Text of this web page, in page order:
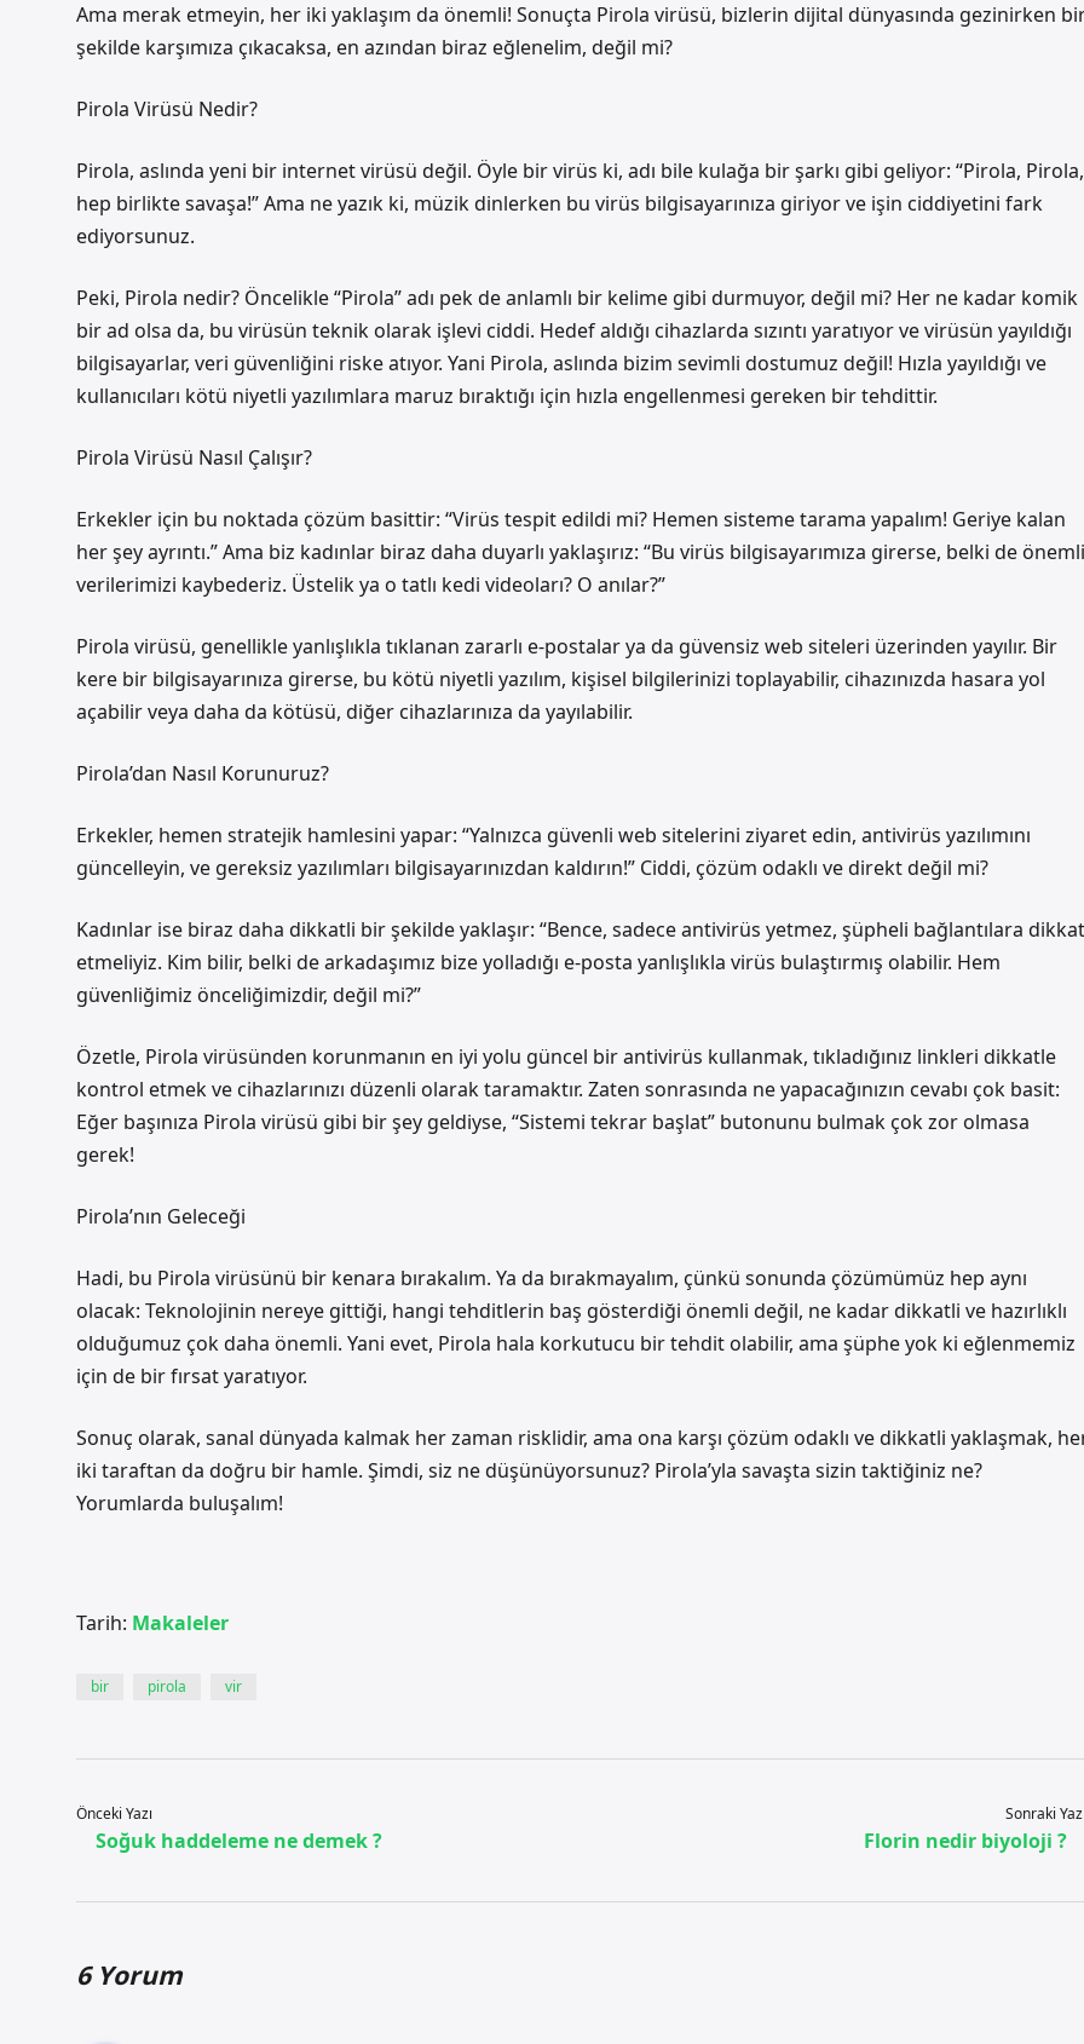
Ama merak etmeyin, her iki yaklaşım da önemli! Sonuçta Pirola virüsü, bizlerin dijital dünyasında gezinirken
şekilde karşımıza çıkacaksa, en azından biraz eğlenelim, değil mi?
Pirola Virüsü Nedir?
Pirola, aslında yeni bir internet virüsü değil. Öyle bir virüs ki, adı bile kulağa bir şarkı gibi geliyor: “Pirola, Pirola,
hep birlikte savaşa!” Ama ne yazık ki, müzik dinlerken bu virüs bilgisayarınıza giriyor ve işin ciddiyetini fark
ediyorsunuz.
Peki, Pirola nedir? Öncelikle “Pirola” adı pek de anlamlı bir kelime gibi durmuyor, değil mi? Her ne kadar komik
bir ad olsa da, bu virüsün teknik olarak işlevi ciddi. Hedef aldığı cihazlarda sızıntı yaratıyor ve virüsün yayıldığı
bilgisayarlar, veri güvenliğini riske atıyor. Yani Pirola, aslında bizim sevimli dostumuz değil! Hızla yayıldığı ve
kullanıcıları kötü niyetli yazılımlara maruz bıraktığı için hızla engellenmesi gereken bir tehdittir.
Pirola Virüsü Nasıl Çalışır?
Erkekler için bu noktada çözüm basittir: “Virüs tespit edildi mi? Hemen sisteme tarama yapalım! Geriye kalan
her şey ayrıntı.” Ama biz kadınlar biraz daha duyarlı yaklaşırız: “Bu virüs bilgisayarımıza girerse, belki de önemli
verilerimizi kaybederiz. Üstelik ya o tatlı kedi videoları? O anılar?”
Pirola virüsü, genellikle yanlışlıkla tıklanan zararlı e-postalar ya da güvensiz web siteleri üzerinden yayılır. Bir
kere bir bilgisayarınıza girerse, bu kötü niyetli yazılım, kişisel bilgilerinizi toplayabilir, cihazınızda hasara yol
açabilir veya daha da kötüsü, diğer cihazlarınıza da yayılabilir.
Pirola’dan Nasıl Korunuruz?
Erkekler, hemen stratejik hamlesini yapar: “Yalnızca güvenli web sitelerini ziyaret edin, antivirüs yazılımını
güncelleyin, ve gereksiz yazılımları bilgisayarınızdan kaldırın!” Ciddi, çözüm odaklı ve direkt değil mi?
Kadınlar ise biraz daha dikkatli bir şekilde yaklaşır: “Bence, sadece antivirüs yetmez, şüpheli bağlantılara dikkat
etmeliyiz. Kim bilir, belki de arkadaşımız bize yolladığı e-posta yanlışlıkla virüs bulaştırmış olabilir. Hem
güvenliğimiz önceliğimizdir, değil mi?”
Özetle, Pirola virüsünden korunmanın en iyi yolu güncel bir antivirüs kullanmak, tıkladığınız linkleri dikkatle
kontrol etmek ve cihazlarınızı düzenli olarak taramaktır. Zaten sonrasında ne yapacağınızın cevabı çok basit:
Eğer başınıza Pirola virüsü gibi bir şey geldiyse, “Sistemi tekrar başlat” butonunu bulmak çok zor olmasa
gerek!
Pirola’nın Geleceği
Hadi, bu Pirola virüsünü bir kenara bırakalım. Ya da bırakmayalım, çünkü sonunda çözümümüz hep aynı
olacak: Teknolojinin nereye gittiği, hangi tehditlerin baş gösterdiği önemli değil, ne kadar dikkatli ve hazırlıklı
olduğumuz çok daha önemli. Yani evet, Pirola hala korkutucu bir tehdit olabilir, ama şüphe yok ki eğlenmemiz
için de bir fırsat yaratıyor.
Sonuç olarak, sanal dünyada kalmak her zaman risklidir, ama ona karşı çözüm odaklı ve dikkatli yaklaşmak,
iki taraftan da doğru bir hamle. Şimdi, siz ne düşünüyorsunuz? Pirola’yla savaşta sizin taktiğiniz ne?
Yorumlarda buluşalım!
Tarih: Makaleler
bir pirola vir
Önceki Yazı
Soğuk haddeleme ne demek ?
Sonraki
Florin nedir biyoloji ?
6 Yorum